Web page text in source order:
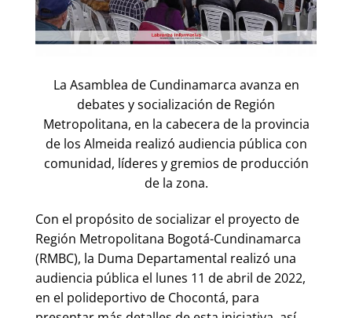
La Asamblea de Cundinamarca avanza en
debates y socialización de Región
Metropolitana, en la cabecera de la provincia
de los Almeida realizó audiencia pública con
comunidad, líderes y gremios de producción
de la zona.
Con el propósito de socializar el proyecto de
Región Metropolitana Bogotá-Cundinamarca
(RMBC), la Duma Departamental realizó una
audiencia pública el lunes 11 de abril de 2022,
en el polideportivo de Chocontá, para